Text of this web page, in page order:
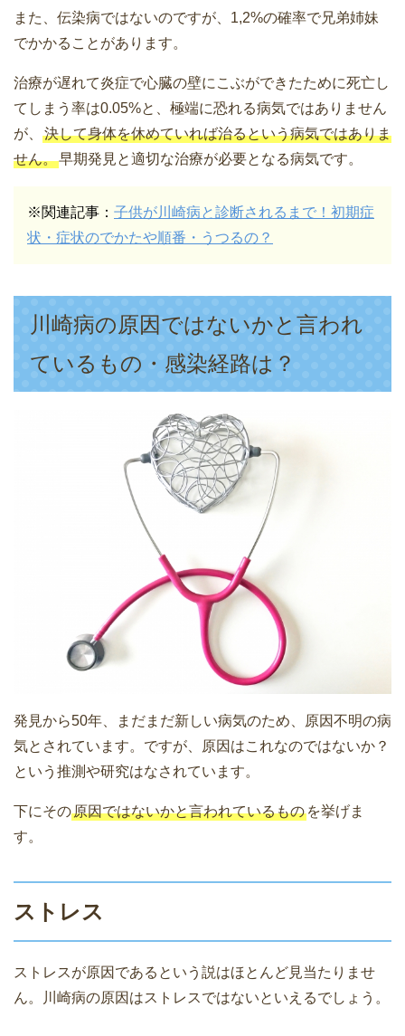
また、伝染病ではないのですが、1,2%の確率で兄弟姉妹
でかかることがあります。
治療が遅れて炎症で心臓の壁にこぶができたために死亡し
てしまう率は0.05%と、極端に恐れる病気ではありません
が、
決して身体を休めていれば治るという病気ではありま
せん。早期発見と適切な治療が必要となる病気です。
※関連記事： 子供が川崎病と診断されるまで！初期症
状・症状のでかたや順番・うつるの？
川崎病の原因ではないかと言われ
ているもの・感染経路は？
発見から50年、まだまだ新しい病気のため、原因不明の病
気とされています。ですが、原因はこれなのではないか？
という推測や研究はなされています。
下にその原因ではないかと言われているもの を挙げま
す。
ストレス
ストレスが原因であるという説はほとんど見当たりませ
ん。川崎病の原因はストレスではないといえるでしょう。